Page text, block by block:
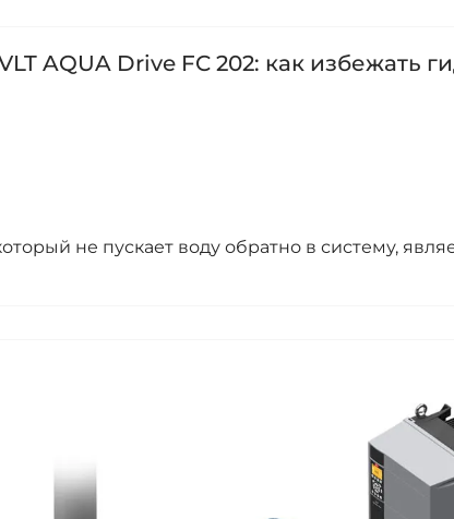
AQUA Drive FC 202: как избежать
не пускает воду обратно в систему,